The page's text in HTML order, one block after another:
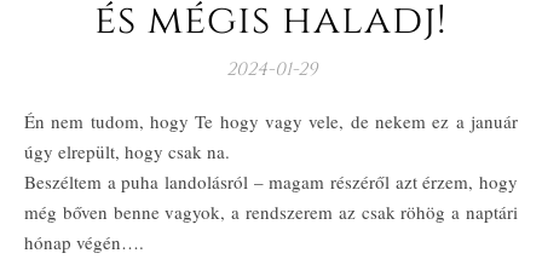
és mégis haladj!
2024-01-29
Én nem tudom, hogy Te hogy vagy vele, de nekem ez a január
úgy elrepült, hogy csak na.
Beszéltem a puha landolásról – magam részéről azt érzem, hogy
még bőven benne vagyok, a rendszerem az csak röhög a naptári
hónap végén….